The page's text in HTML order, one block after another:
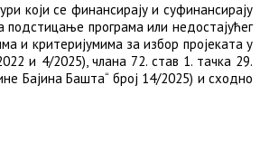
који се финансирају и суфинансирају
подстицање програма или недостајућег
и критеријумима за избор пројеката у
и 4/2025), члана 72. став 1. тачка 29.
Бајина Башта“ број 14/2025) и сходно